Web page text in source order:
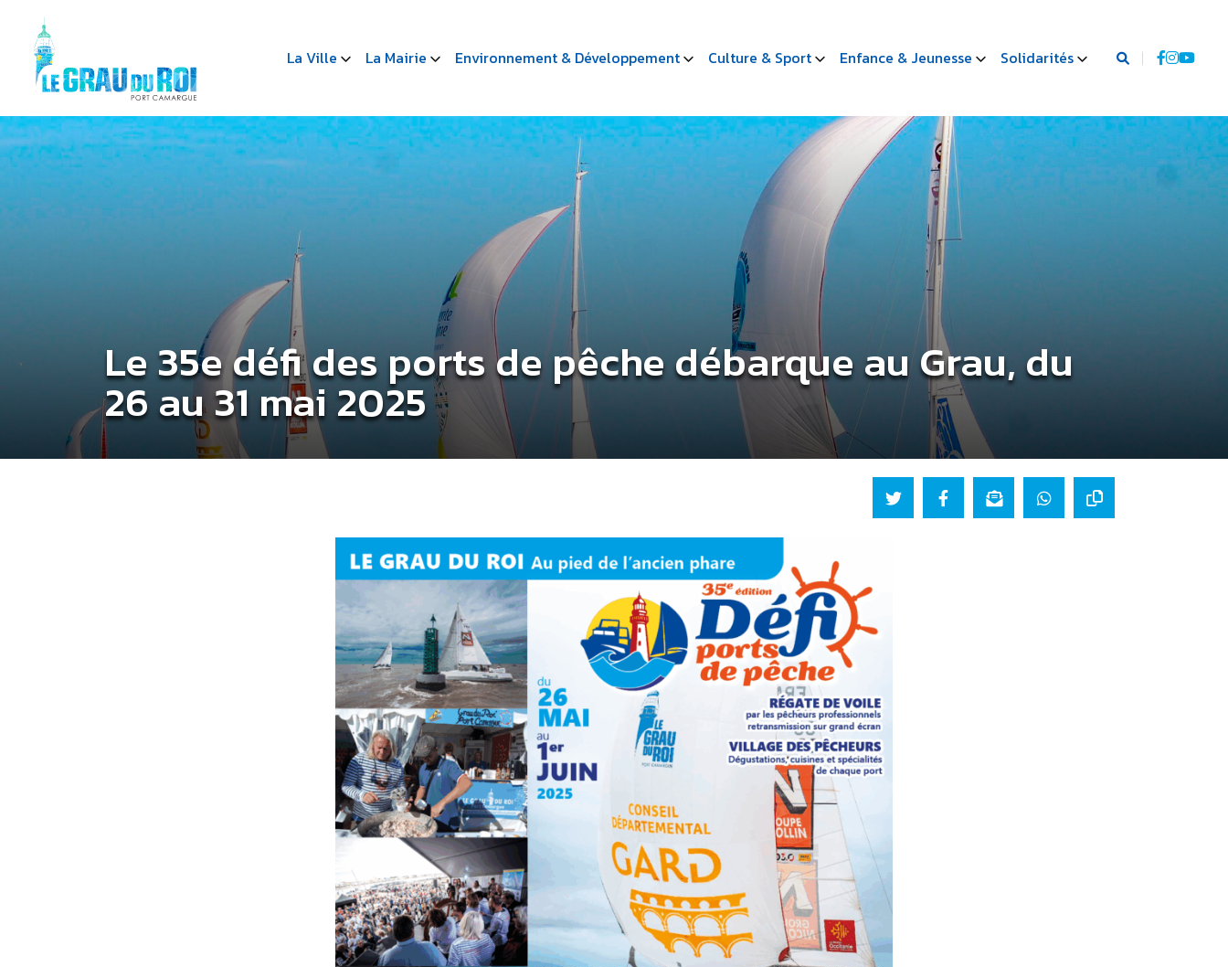
La Ville La Mairie Environnement & Développement Culture & Sport Enfance & Jeunesse Solidarités
Le 35e défi des ports de pêche débarque au Grau, du
26 au 31 mai 2025